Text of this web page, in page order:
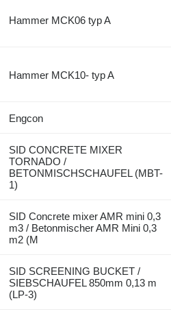
Hammer MCK06 typ A
Hammer MCK10- typ A
Engcon
SID CONCRETE MIXER
TORNADO /
BETONMISCHSCHAUFEL (MBT-
1)
SID Concrete mixer AMR mini 0,3
m3 / Betonmischer AMR Mini 0,3
m2 (M
SID SCREENING BUCKET /
SIEBSCHAUFEL 850mm 0,13 m
(LP-3)